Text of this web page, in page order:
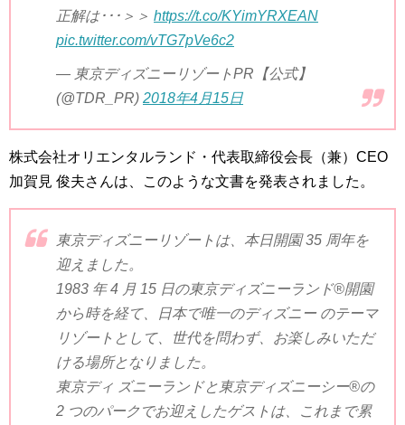
正解は･･･＞＞ https://t.co/KYimYRXEAN
pic.twitter.com/vTG7pVe6c2
— 東京ディズニーリゾートPR【公式】
(@TDR_PR) 2018年4月15日
株式会社オリエンタルランド・代表取締役会長（兼）CEO
加賀見 俊夫さんは、このような文書を発表されました。
東京ディズニーリゾートは、本日開園 35 周年を
迎えました。
1983 年 4 月 15 日の東京ディズニーランド®開園
から時を経て、日本で唯一のディズニー のテーマ
リゾートとして、世代を問わず、お楽しみいただ
ける場所となりました。
東京ディ ズニーランドと東京ディズニーシー®の
2 つのパークでお迎えしたゲストは、これまで累